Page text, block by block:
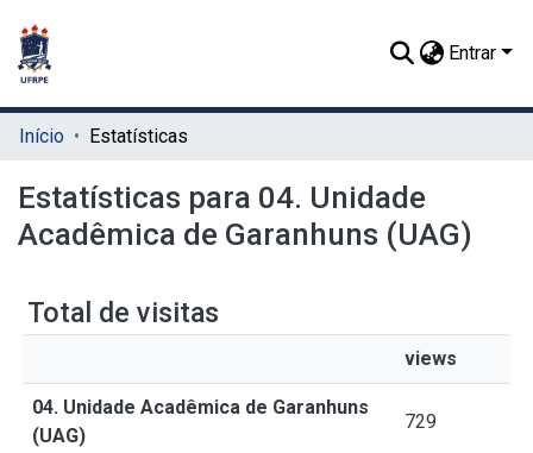
Entrar
Início Estatísticas
Estatísticas para 04. Unidade
Acadêmica de Garanhuns (UAG)
Total de visitas
views
04. Unidade Acadêmica de Garanhuns
(UAG)
729